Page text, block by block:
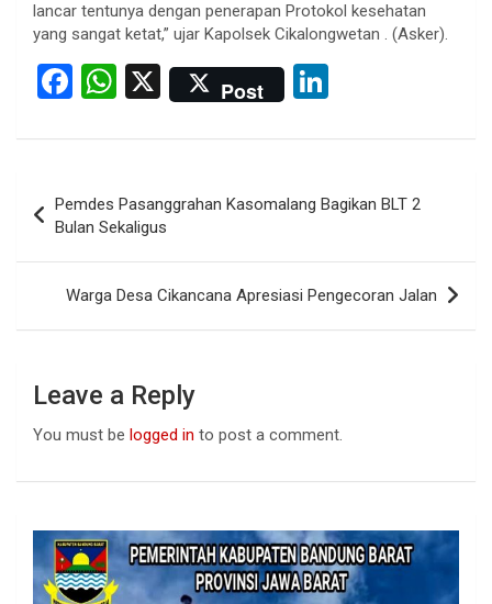
lancar tentunya dengan penerapan Protokol kesehatan
yang sangat ketat,” ujar Kapolsek Cikalongwetan . (Asker).
F
ce
o
o
k
W
at
s
A
p
p
X Post
ke
dI
n
navigation
Pemdes Pasanggrahan Kasomalang Bagikan BLT 2
Bulan Sekaligus
Warga Desa Cikancana Apresiasi Pengecoran Jalan
Leave a Reply
You must be logged in to post a comment.